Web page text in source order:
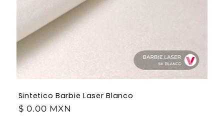
Sintetico Barbie Laser Blanco
$ 0.00 MXN